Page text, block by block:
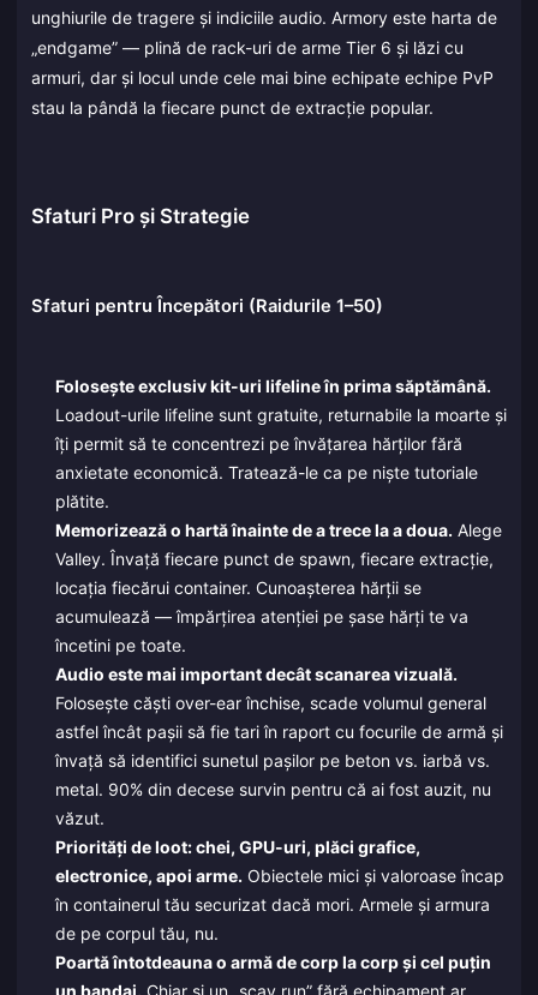
unghiurile de tragere și indiciile audio. Armory este harta de
„endgame” — plină de rack-uri de arme Tier 6 și lăzi cu
armuri, dar și locul unde cele mai bine echipate echipe PvP
stau la pândă la fiecare punct de extracție popular.
Sfaturi Pro și Strategie
Sfaturi pentru Începători (Raidurile 1–50)
Folosește exclusiv kit-uri lifeline în prima săptămână.
Loadout-urile lifeline sunt gratuite, returnabile la moarte și
îți permit să te concentrezi pe învățarea hărților fără
anxietate economică. Tratează-le ca pe niște tutoriale
plătite.
Memorizează o hartă înainte de a trece la a doua. Alege
Valley. Învață fiecare punct de spawn, fiecare extracție,
locația fiecărui container. Cunoașterea hărții se
acumulează — împărțirea atenției pe șase hărți te va
încetini pe toate.
Audio este mai important decât scanarea vizuală.
Folosește căști over-ear închise, scade volumul general
astfel încât pașii să fie tari în raport cu focurile de armă și
învață să identifici sunetul pașilor pe beton vs. iarbă vs.
metal. 90% din decese survin pentru că ai fost auzit, nu
văzut.
Priorități de loot: chei, GPU-uri, plăci grafice,
electronice, apoi arme. Obiectele mici și valoroase încap
în containerul tău securizat dacă mori. Armele și armura
de pe corpul tău, nu.
Poartă întotdeauna o armă de corp la corp și cel puțin